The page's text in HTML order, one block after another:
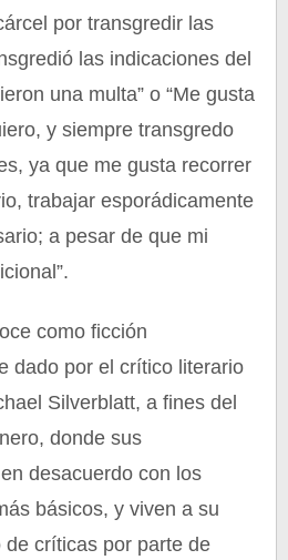
por transgredir las
las indicaciones del
una multa” o “Me gusta
y siempre transgredo
ya que me gusta recorrer
trabajar esporádicamente
a pesar de que mi
como ficción
dado por el crítico literario
Silverblatt, a fines del
donde sus
desacuerdo con los
básicos, y viven a su
críticas por parte de